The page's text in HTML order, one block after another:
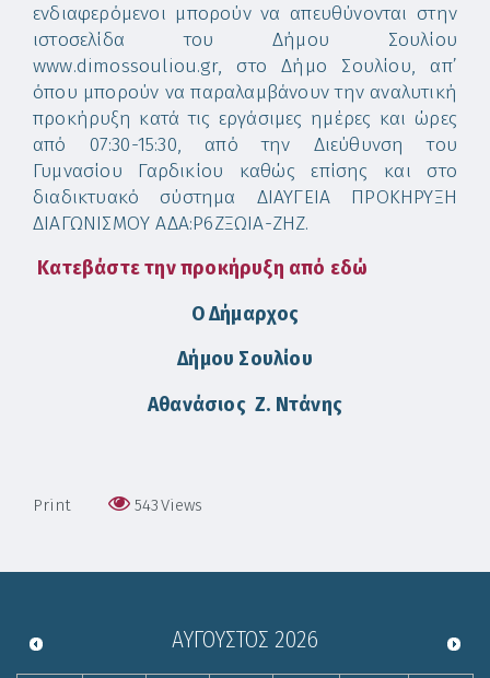
ενδιαφερόμενοι μπορούν να απευθύνονται στην
ιστοσελίδα του Δήμου Σουλίου
www.dimossouliou.gr, στο Δήμο Σουλίου, απ’
όπου μπορούν να παραλαμβάνουν την αναλυτική
προκήρυξη κατά τις εργάσιμες ημέρες και ώρες
από 07:30-15:30, από την Διεύθυνση του
Γυμνασίου Γαρδικίου καθώς επίσης και στο
διαδικτυακό σύστημα ΔΙΑΥΓΕΙΑ ΠΡΟΚΗΡΥΞΗ
ΔΙΑΓΩΝΙΣΜΟΥ ΑΔΑ:Ρ6ΖΞΩΙΑ-ΖΗΖ.
Κατεβάστε την προκήρυξη από εδώ
Ο Δήμαρχος
Δήμου Σουλίου
Αθανάσιος Ζ. Ντάνης
Print 543Views
ΑΎΓΟΥΣΤΟΣ 2026